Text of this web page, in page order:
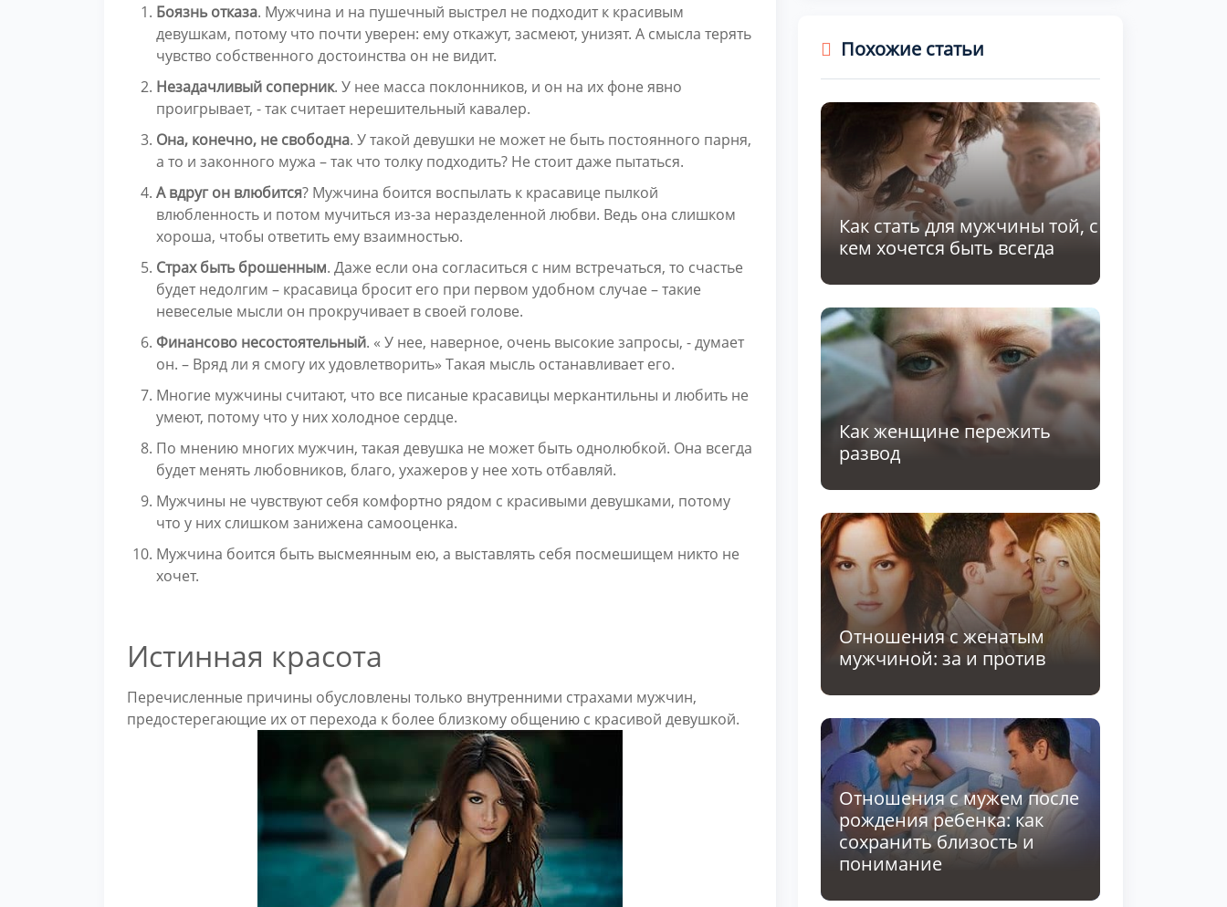
Боязнь отказа. Мужчина и на пушечный выстрел не подходит к красивым
девушкам, потому что почти уверен: ему откажут, засмеют, унизят. А смысла терять
чувство собственного достоинства он не видит.
Незадачливый соперник. У нее масса поклонников, и он на их фоне явно
проигрывает, - так считает нерешительный кавалер.
Она, конечно, не свободна. У такой девушки не может не быть постоянного парня,
а то и законного мужа – так что толку подходить? Не стоит даже пытаться.
А вдруг он влюбится? Мужчина боится воспылать к красавице пылкой
влюбленность и потом мучиться из-за неразделенной любви. Ведь она слишком
хороша, чтобы ответить ему взаимностью.
Страх быть брошенным. Даже если она согласиться с ним встречаться, то счастье
будет недолгим – красавица бросит его при первом удобном случае – такие
невеселые мысли он прокручивает в своей голове.
Финансово несостоятельный. « У нее, наверное, очень высокие запросы, - думает
он. – Вряд ли я смогу их удовлетворить» Такая мысль останавливает его.
Многие мужчины считают, что все писаные красавицы меркантильны и любить не
умеют, потому что у них холодное сердце.
По мнению многих мужчин, такая девушка не может быть однолюбкой. Она всегда
будет менять любовников, благо, ухажеров у нее хоть отбавляй.
Мужчины не чувствуют себя комфортно рядом с красивыми девушками, потому
что у них слишком занижена самооценка.
Мужчина боится быть высмеянным ею, а выставлять себя посмешищем никто не
хочет.
Истинная красота
Перечисленные причины обусловлены только внутренними страхами мужчин,
предостерегающие их от перехода к более близкому общению с красивой девушкой.
Похожие статьи
Как стать для мужчины той, с
кем хочется быть всегда
Как женщине пережить
развод
Отношения с женатым
мужчиной: за и против
Отношения с мужем после
рождения ребенка: как
сохранить близость и
понимание